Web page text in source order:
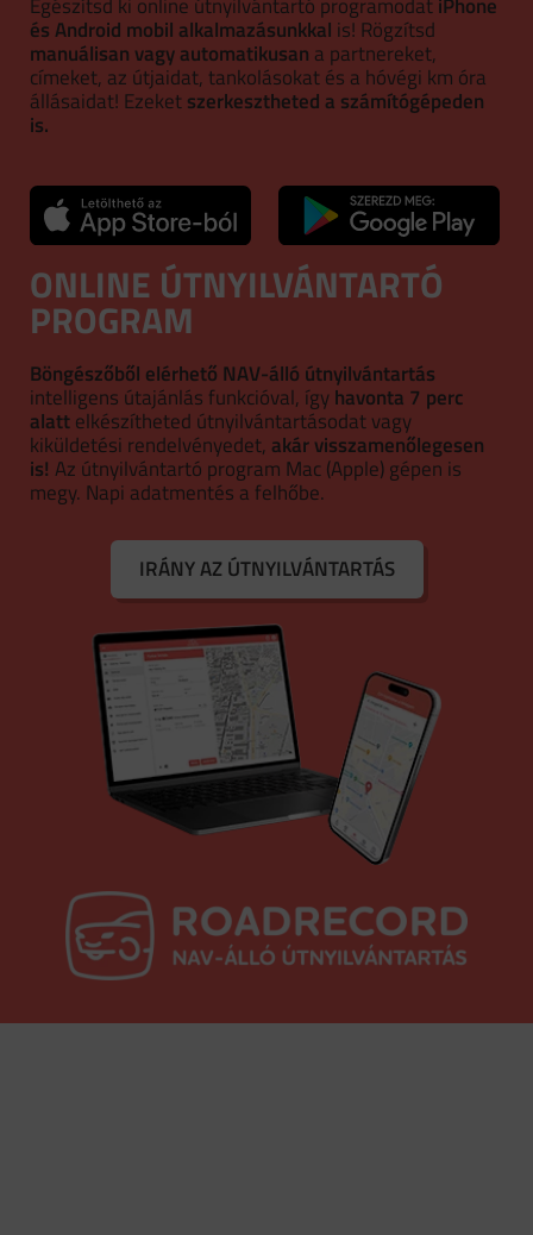
és Android mobil alkalmazásunkkal is! Rögzítsd
manuálisan vagy automatikusan a partnereket,
címeket, az útjaidat, tankolásokat és a hóvégi km óra
állásaidat! Ezeketszerkesztheted a számítógépeden
is.
ONLINE ÚTNYILVÁNTARTÓ
PROGRAM
Böngészőből elérhető NAV-álló útnyilvántartás
intelligens útajánlás funkcióval, ígyhavonta 7 perc
alattelkészítheted útnyilvántartásodat vagy
kiküldetési rendelvényedet,akár visszamenőlegesen
is! Az útnyilvántartó program Mac (Apple) gépen is
megy. Napi adatmentés a felhőbe.
IRÁNY AZ ÚTNYILVÁNTARTÁS